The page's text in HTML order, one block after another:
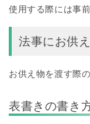
使用する際には事
法事にお供
お供え物を渡す際
表書きの書き